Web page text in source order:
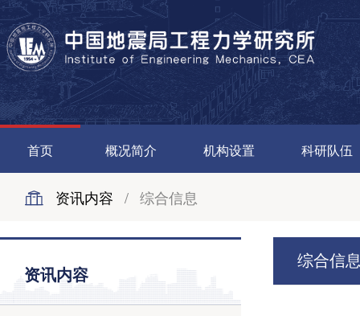
首页 概况简介 机构设置 科研队伍
资讯内容 / 综合信息
资讯内容
综合信